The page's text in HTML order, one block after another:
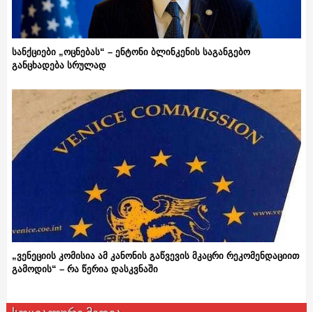
სანქციები „ოცნებას“ – ენტონი ბლინკენის საგანგებო
განცხადება სრულად
„ვენეციის კომისია ამ კანონის გაწვევის მკაცრი რეკომენდაციით
გამოდის“ – რა წერია დასკვნაში